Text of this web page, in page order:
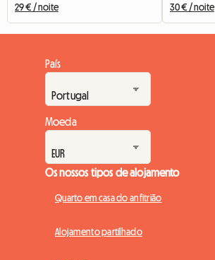
29 € / noite 30 € / noite
País
Moeda
Os nossos tipos de alojamento
Quarto em casa do anfitrião
Alojamento partilhado